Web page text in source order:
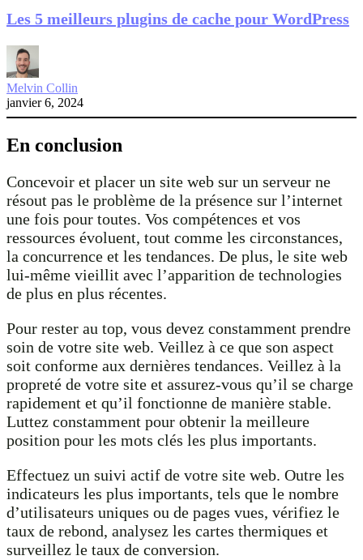
Les 5 meilleurs plugins de cache pour WordPress
Melvin Collin
janvier 6, 2024
En conclusion
Concevoir et placer un site web sur un serveur ne
résout pas le problème de la présence sur l’internet
une fois pour toutes. Vos compétences et vos
ressources évoluent, tout comme les circonstances,
la concurrence et les tendances. De plus, le site web
lui-même vieillit avec l’apparition de technologies
de plus en plus récentes.
Pour rester au top, vous devez constamment prendre
soin de votre site web. Veillez à ce que son aspect
soit conforme aux dernières tendances. Veillez à la
propreté de votre site et assurez-vous qu’il se charge
rapidement et qu’il fonctionne de manière stable.
Luttez constamment pour obtenir la meilleure
position pour les mots clés les plus importants.
Effectuez un suivi actif de votre site web. Outre les
indicateurs les plus importants, tels que le nombre
d’utilisateurs uniques ou de pages vues, vérifiez le
taux de rebond, analysez les cartes thermiques et
surveillez le taux de conversion.